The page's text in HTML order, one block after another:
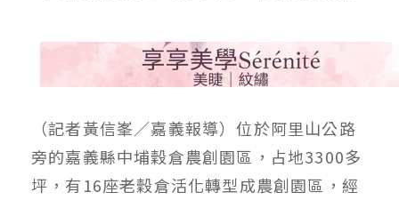
（記者黃信峯／嘉義報導）位於阿里山公路
旁的嘉義縣中埔穀倉農創園區，占地3300多
坪，有16座老穀倉活化轉型成農創園區，經